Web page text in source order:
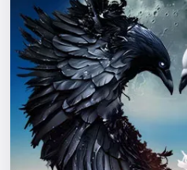
Спорт
События
Города
Площадки